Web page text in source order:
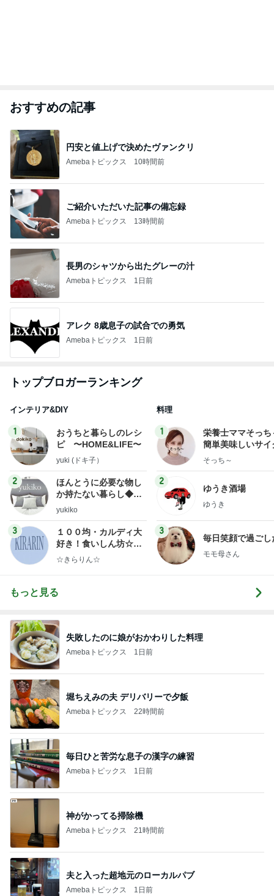
おすすめの記事
円安と値上げで決めたヴァンクリ
Amebaトピックス 10時間前
ご紹介いただいた記事の備忘録
Amebaトピックス 13時間前
長男のシャツから出たグレーの汁
Amebaトピックス 1日前
アレク 8歳息子の試合での勇気
Amebaトピックス 1日前
トップブロガーランキング
インテリア&DIY
1
おうちと暮らしのレシ
ピ 〜HOME&LIFE〜
yuki (ドキ子）
2
ほんとうに必要な物し
か持たない暮らし◆Ke
ep Life Simple◆〜イ
yukiko
3
１００均・カルディ大
好き！食いしん坊☆き
らりん☆のブログ
☆きらりん☆
料理
1
栄養士ママそっち
簡単美味しいサイ
献立
そっち～
2
ゆうき酒場
ゆうき
3
毎日笑顔で過ごし
モモ母さん
もっと見る
失敗したのに娘がおかわりした料理
Amebaトピックス 1日前
堀ちえみの夫 デリバリーで夕飯
Amebaトピックス 22時間前
毎日ひと苦労な息子の漢字の練習
Amebaトピックス 1日前
神がかってる掃除機
Amebaトピックス 21時間前
夫と入った超地元のローカルパブ
Amebaトピックス 1日前